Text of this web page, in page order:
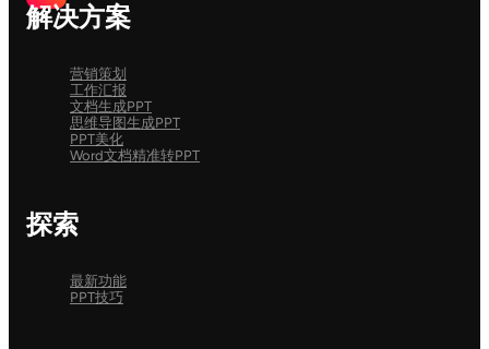
解决方案
营销策划
工作汇报
文档生成PPT
思维导图生成PPT
PPT美化
Word文档精准转PPT
探索
最新功能
PPT技巧